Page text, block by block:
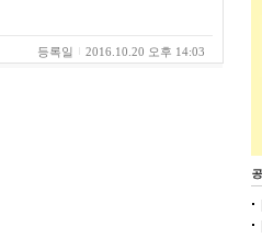
등록일 2016.10.20 오후 14:03